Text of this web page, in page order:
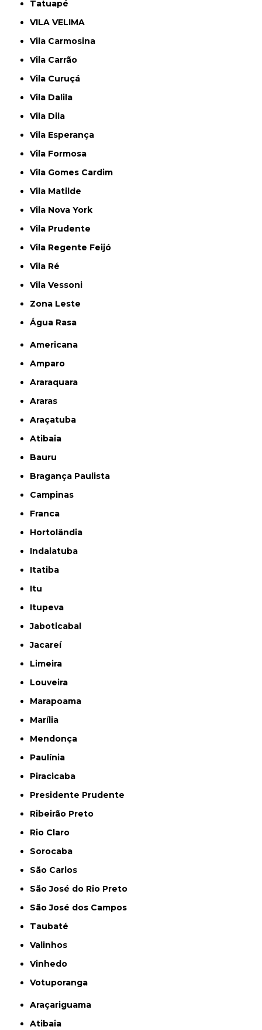
Tatuapé
VILA VELIMA
Vila Carmosina
Vila Carrão
Vila Curuçá
Vila Dalila
Vila Dila
Vila Esperança
Vila Formosa
Vila Gomes Cardim
Vila Matilde
Vila Nova York
Vila Prudente
Vila Regente Feijó
Vila Ré
Vila Vessoni
Zona Leste
Água Rasa
Americana
Amparo
Araraquara
Araras
Araçatuba
Atibaia
Bauru
Bragança Paulista
Campinas
Franca
Hortolândia
Indaiatuba
Itatiba
Itu
Itupeva
Jaboticabal
Jacareí
Limeira
Louveira
Marapoama
Marília
Mendonça
Paulínia
Piracicaba
Presidente Prudente
Ribeirão Preto
Rio Claro
Sorocaba
São Carlos
São José do Rio Preto
São José dos Campos
Taubaté
Valinhos
Vinhedo
Votuporanga
Araçariguama
Atibaia